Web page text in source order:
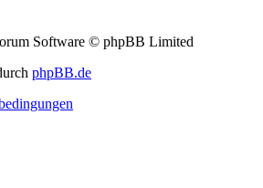
Software © phpBB Limited
phpBB.de